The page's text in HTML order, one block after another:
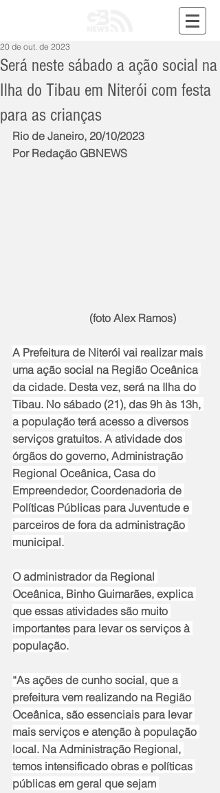
Será neste sábado a ação social na
Ilha do Tibau em Niterói com festa
para as crianças
20 de out. de 2023
Rio de Janeiro, 20/10/2023
Por Redação GBNEWS
                            (foto Alex Ramos)
A Prefeitura de Niterói vai realizar mais
uma ação social na Região Oceânica
da cidade. Desta vez, será na Ilha do
Tibau. No sábado (21), das 9h às 13h,
a população terá acesso a diversos
serviços gratuitos. A atividade dos
órgãos do governo, Administração
Regional Oceânica, Casa do
Empreendedor, Coordenadoria de
Políticas Públicas para Juventude e
parceiros de fora da administração
municipal.
O administrador da Regional
Oceânica, Binho Guimarães, explica
que essas atividades são muito
importantes para levar os serviços à
população.
“As ações de cunho social, que a
prefeitura vem realizando na Região
Oceânica, são essenciais para levar
mais serviços e atenção à população
local. Na Administração Regional,
temos intensificado obras e políticas
públicas em geral que sejam